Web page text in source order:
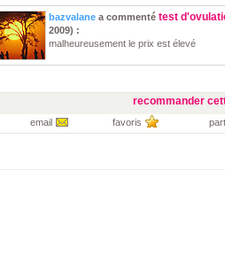
bazvalane a commenté test
2009) :
malheureusement le prix est élevé
recommander
email favoris